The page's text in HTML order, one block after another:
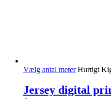
Vælg antal meter Hurtigt
Jersey digital